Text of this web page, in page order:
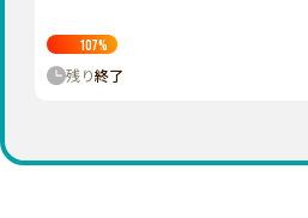
107%
残り終了